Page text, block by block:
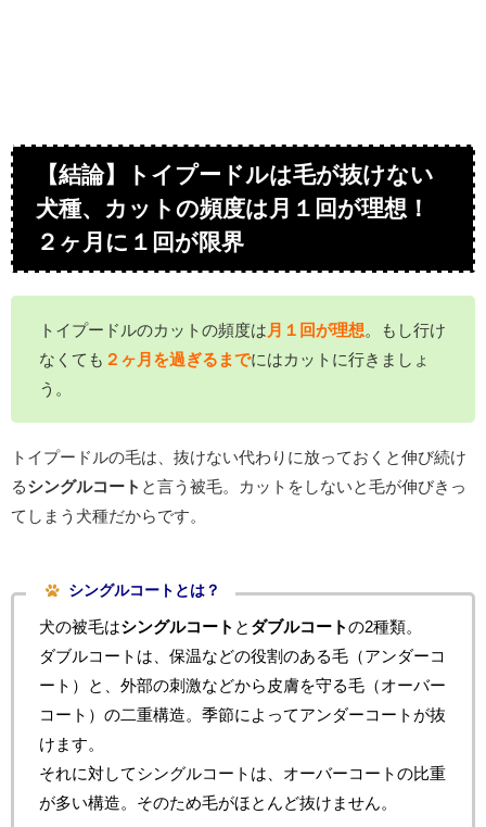
【結論】トイプードルは毛が抜けない
犬種、カットの頻度は月１回が理想！
２ヶ月に１回が限界
トイプードルのカットの頻度は 月１回が理想 。もし行け
なくても ２ヶ月を過ぎるまでにはカットに行きましょ
う。
トイプードルの毛は、抜けない代わりに放っておくと伸び続け
る シングルコート と言う被毛。カットをしないと毛が伸びきっ
てしまう犬種だからです。
シングルコートとは？
犬の被毛はシングルコート と ダブルコート の2種類。
ダブルコートは、保温などの役割のある毛（アンダーコ
ート）と、外部の刺激などから皮膚を守る毛（オーバー
コート）の二重構造。季節によってアンダーコートが抜
けます。
それに対してシングルコートは、オーバーコートの比重
が多い構造。そのため毛がほとんど抜けません。